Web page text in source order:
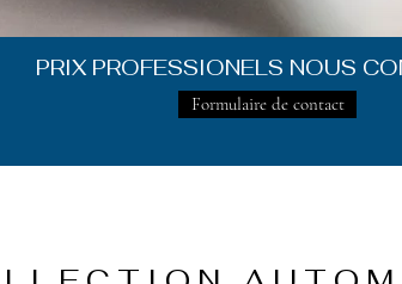
PRIX PROFESSIONELS NOUS
Formulaire de contact